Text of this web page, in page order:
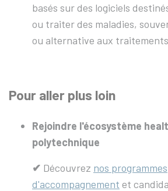
basés sur des logiciels
ou traiter des maladies,
ou alternative aux
Pour aller plus loin
Rejoindre l'écosystème
polytechnique
✔︎ Découvrez nos programmes
d'accompagnement et